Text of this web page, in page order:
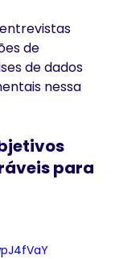
de
de dados
nessa
para